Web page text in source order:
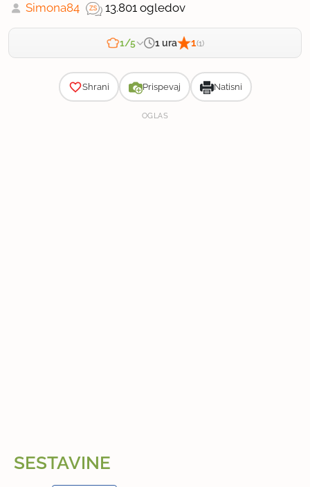
Simona84 13.801 ogledov
1/5 1 ura 1(1)
Shrani Prispevaj Natisni
OGLAS
SESTAVINE